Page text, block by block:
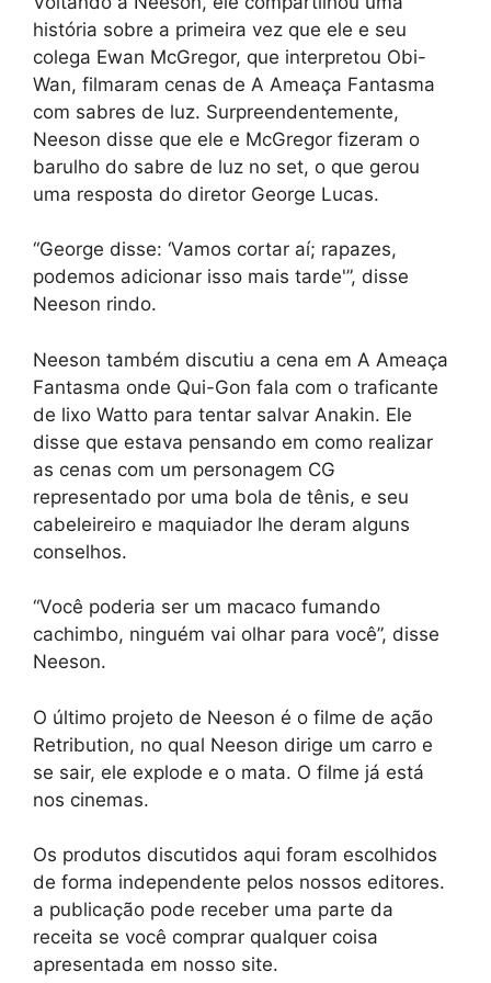
história sobre a primeira vez que ele e seu
colega Ewan McGregor, que interpretou Obi-
Wan, filmaram cenas de A Ameaça Fantasma
com sabres de luz. Surpreendentemente,
Neeson disse que ele e McGregor fizeram o
barulho do sabre de luz no set, o que gerou
uma resposta do diretor George Lucas.
“George disse: ‘Vamos cortar aí; rapazes,
podemos adicionar isso mais tarde'”, disse
Neeson rindo.
Neeson também discutiu a cena em A Ameaça
Fantasma onde Qui-Gon fala com o traficante
de lixo Watto para tentar salvar Anakin. Ele
disse que estava pensando em como realizar
as cenas com um personagem CG
representado por uma bola de tênis, e seu
cabeleireiro e maquiador lhe deram alguns
conselhos.
“Você poderia ser um macaco fumando
cachimbo, ninguém vai olhar para você”, disse
Neeson.
O último projeto de Neeson é o filme de ação
Retribution, no qual Neeson dirige um carro e
se sair, ele explode e o mata. O filme já está
nos cinemas.
Os produtos discutidos aqui foram escolhidos
de forma independente pelos nossos editores.
a publicação pode receber uma parte da
receita se você comprar qualquer coisa
apresentada em nosso site.